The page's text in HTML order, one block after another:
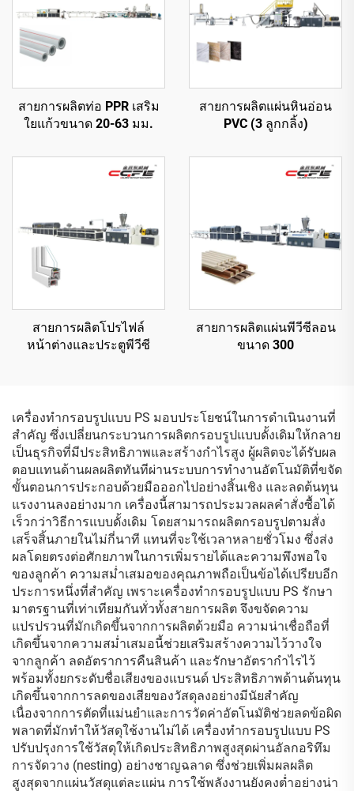
สายการผลิตท่อ PPR เสริม
ใยแก้วขนาด 20-63 มม.
สายการผลิตแผ่นหินอ่อน
PVC (3 ลูกกลิ้ง)
สายการผลิตโปรไฟล์
หน้าต่างและประตูพีวีซี
สายการผลิตแผ่นพีวีซีลอน
ขนาด 300
เครื่องทำกรอบรูปแบบ PS มอบประโยชน์ในการดำเนินงานที่
สำคัญ ซึ่งเปลี่ยนกระบวนการผลิตกรอบรูปแบบดั้งเดิมให้กลาย
เป็นธุรกิจที่มีประสิทธิภาพและสร้างกำไรสูง ผู้ผลิตจะได้รับผล
ตอบแทนด้านผลผลิตทันทีผ่านระบบการทำงานอัตโนมัติที่ขจัด
ขั้นตอนการประกอบด้วยมือออกไปอย่างสิ้นเชิง และลดต้นทุน
แรงงานลงอย่างมาก เครื่องนี้สามารถประมวลผลคำสั่งซื้อได้
เร็วกว่าวิธีการแบบดั้งเดิม โดยสามารถผลิตกรอบรูปตามสั่ง
เสร็จสิ้นภายในไม่กี่นาที แทนที่จะใช้เวลาหลายชั่วโมง ซึ่งส่ง
ผลโดยตรงต่อศักยภาพในการเพิ่มรายได้และความพึงพอใจ
ของลูกค้า ความสม่ำเสมอของคุณภาพถือเป็นข้อได้เปรียบอีก
ประการหนึ่งที่สำคัญ เพราะเครื่องทำกรอบรูปแบบ PS รักษา
มาตรฐานที่เท่าเทียมกันทั่วทั้งสายการผลิต จึงขจัดความ
แปรปรวนที่มักเกิดขึ้นจากการผลิตด้วยมือ ความน่าเชื่อถือที่
เกิดขึ้นจากความสม่ำเสมอนี้ช่วยเสริมสร้างความไว้วางใจ
จากลูกค้า ลดอัตราการคืนสินค้า และรักษาอัตรากำไรไว้
พร้อมทั้งยกระดับชื่อเสียงของแบรนด์ ประสิทธิภาพด้านต้นทุน
เกิดขึ้นจากการลดของเสียของวัสดุลงอย่างมีนัยสำคัญ
เนื่องจากการตัดที่แม่นยำและการวัดค่าอัตโนมัติช่วยลดข้อผิด
พลาดที่มักทำให้วัสดุใช้งานไม่ได้ เครื่องทำกรอบรูปแบบ PS
ปรับปรุงการใช้วัสดุให้เกิดประสิทธิภาพสูงสุดผ่านอัลกอริทึม
การจัดวาง (nesting) อย่างชาญฉลาด ซึ่งช่วยเพิ่มผลผลิต
สูงสุดจากแผ่นวัสดุแต่ละแผ่น การใช้พลังงานยังคงต่ำอย่างน่า